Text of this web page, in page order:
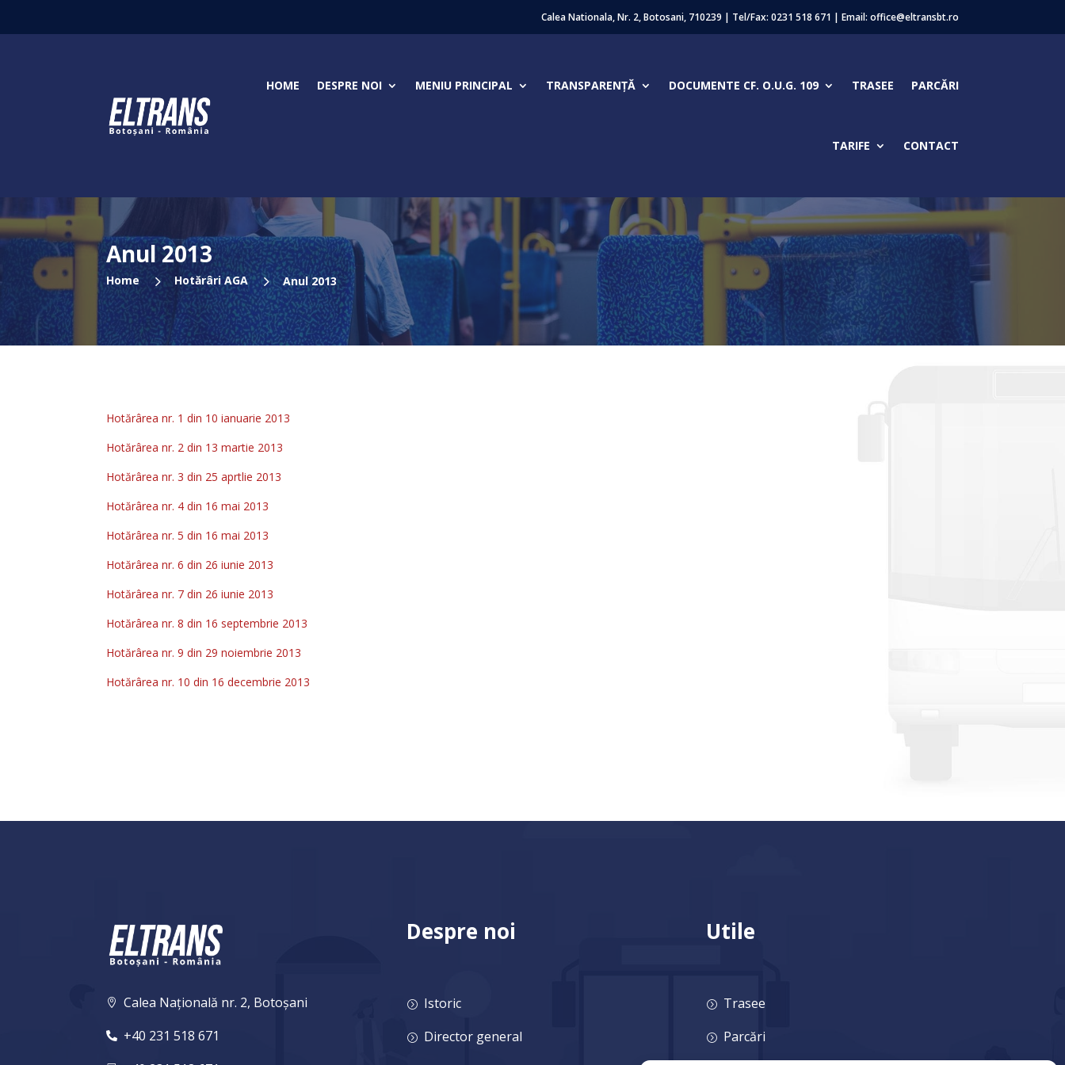
Calea Nationala, Nr. 2, Botosani, 710239 | Tel/Fax: 0231 518 671 | Email: office@eltransbt.ro
HOME DESPRE NOI MENIU PRINCIPAL TRANSPARENȚĂ DOCUMENTE CF. O.U.G. 109 TRASEE PARCĂRI
TARIFE CONTACT
Anul 2013
Home 5 Hotărâri AGA 5 Anul 2013
Hotărârea nr. 1 din 10 ianuarie 2013
Hotărârea nr. 2 din 13 martie 2013
Hotărârea nr. 3 din 25 aprtlie 2013
Hotărârea nr. 4 din 16 mai 2013
Hotărârea nr. 5 din 16 mai 2013
Hotărârea nr. 6 din 26 iunie 2013
Hotărârea nr. 7 din 26 iunie 2013
Hotărârea nr. 8 din 16 septembrie 2013
Hotărârea nr. 9 din 29 noiembrie 2013
Hotărârea nr. 10 din 16 decembrie 2013
 Calea Națională nr. 2, Botoșani
 +40 231 518 671
Despre noi
= Istoric
= Director general
Utile
= Trasee
= Parcări